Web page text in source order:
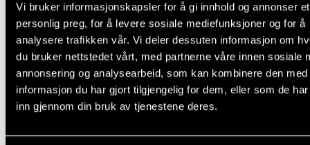
Vi bruker informasjonskapsler for å gi innhold og annonser et
personlig preg, for å levere sosiale mediefunksjoner og for å
analysere trafikken vår. Vi deler dessuten informasjon om
du bruker nettstedet vårt, med partnerne våre innen sosiale
annonsering og analysearbeid, som kan kombinere den med
informasjon du har gjort tilgjengelig for dem, eller som de
inn gjennom din bruk av tjenestene deres.